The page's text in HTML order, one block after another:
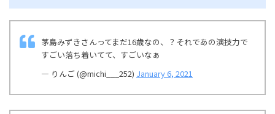
茅島みずきさんってまだ16歳なの、？それであの演技力で
すごい落ち着いてて、すごいなぁ
— りんご (@michi___252) January 6, 2021